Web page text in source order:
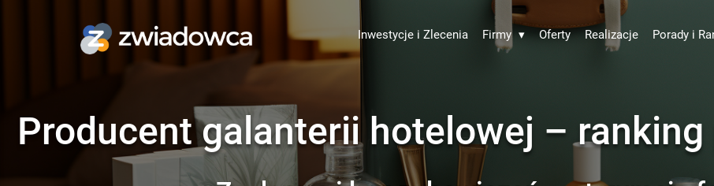
Inwestycje i Zlecenia Firmy ▾ Oferty Realizacje Porady i
Producent galanterii hotelowej –